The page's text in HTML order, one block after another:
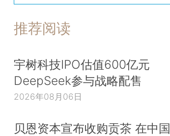
推荐阅读
宇树科技IPO估值600亿元
DeepSeek参与战略配售
2026年08月06日
贝恩资本宣布收购贡茶 在中国